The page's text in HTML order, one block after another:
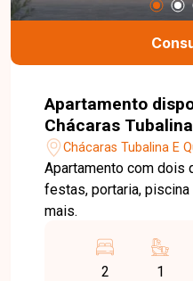
Apartamento
Chácaras
Uberlândia-MG
Chácaras Tubalina E
Apartamento com dois
festas, portaria,
mais.
2 1